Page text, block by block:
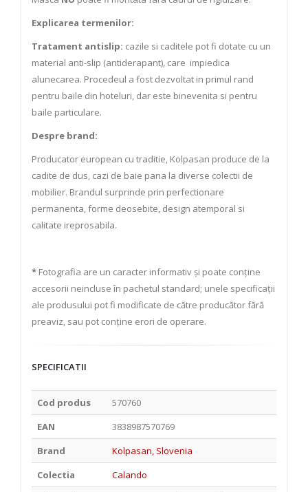
Explicarea termenilor:
Tratament antislip: cazile si caditele pot fi dotate cu un
material anti-slip (antiderapant), care impiedica
alunecarea. Procedeul a fost dezvoltat in primul rand
pentru baile din hoteluri, dar este binevenita si pentru
baile particulare.
Despre brand:
Producator european cu traditie, Kolpasan produce de la
cadite de dus, cazi de baie pana la diverse colectii de
mobilier. Brandul surprinde prin perfectionare
permanenta, forme deosebite, design atemporal si
calitate ireprosabila.
* Fotografia are un caracter informativ și poate conține
accesorii neincluse în pachetul standard; unele specificații
ale produsului pot fi modificate de către producător fără
preaviz, sau pot conține erori de operare.
SPECIFICATII
Cod produs
570760
EAN
3838987570769
Brand
Kolpasan, Slovenia
Colectia
Calando